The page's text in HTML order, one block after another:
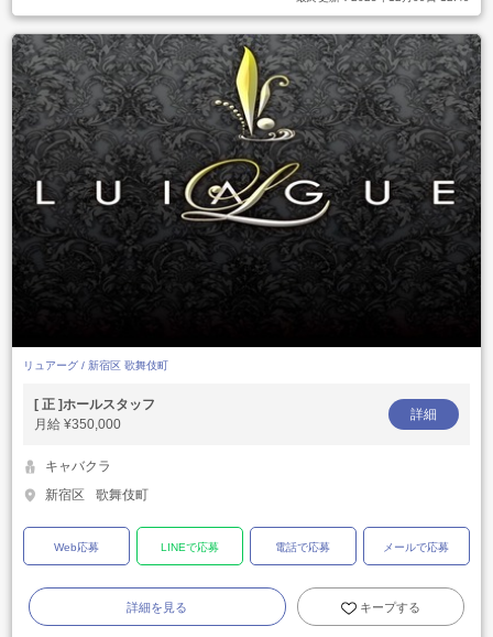
リュアーグ / 新宿区 歌舞伎町
[ 正 ]ホールスタッフ
月給 ¥350,000
詳細
キャバクラ
新宿区
歌舞伎町
Web応募 LINEで応募 電話で応募 メールで応募
詳細を見る キープする